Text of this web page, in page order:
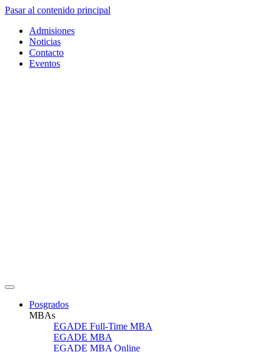
Pasar al contenido principal
Admisiones
Noticias
Contacto
Eventos
Posgrados
MBAs
EGADE Full-Time MBA
EGADE MBA
EGADE MBA Online